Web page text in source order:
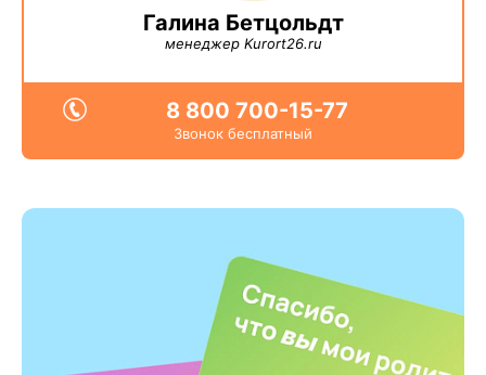
Галина Бетцольдт
менеджер Kurort26.ru
8 800 700-15-77
Звонок бесплатный